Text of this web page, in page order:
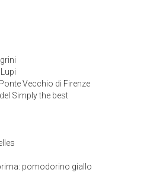
Vecchio di Firenze
Simply the best
pomodorino giallo